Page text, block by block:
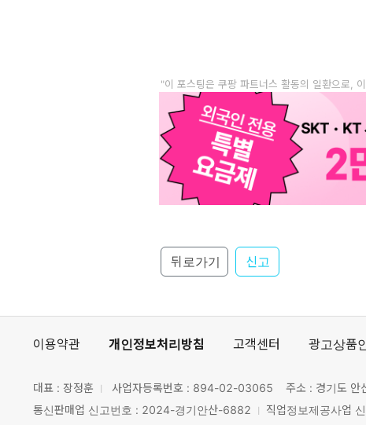
"이 포스팅은 쿠팡 파트너스 활동의 일환으로,
뒤로가기 신고
이용약관 개인정보처리방침 고객센터 광고상품
대표 : 장정훈 사업자등록번호 : 894-02-03065
주소 : 경기도
통신판매업 신고번호 : 2024-경기안산-6882
직업정보제공사업